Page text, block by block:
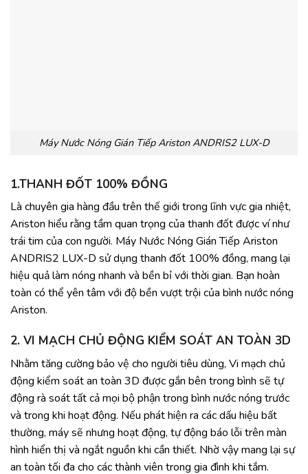
Máy Nước Nóng Gián Tiếp Ariston ANDRIS2 LUX-D
1.THANH ĐỐT 100% ĐỒNG
Là chuyên gia hàng đầu trên thế giới trong lĩnh vực gia nhiệt,
Ariston hiểu rằng tầm quan trọng của thanh đốt được ví như
trái tim của con người. Máy Nước Nóng Gián Tiếp Ariston
ANDRIS2 LUX-D sử dụng thanh đốt 100% đồng, mang lại
hiệu quả làm nóng nhanh và bền bỉ với thời gian. Bạn hoàn
toàn có thể yên tâm với độ bền vượt trội của bình nước nóng
Ariston.
2. VI MẠCH CHỦ ĐỘNG KIỂM SOÁT AN TOÀN 3D
Nhằm tăng cường bảo vệ cho người tiêu dùng, Vi mạch chủ
động kiểm soát an toàn 3D được gắn bên trong bình sẽ tự
động rà soát tất cả mọi bộ phận trong bình nước nóng trước
và trong khi hoạt động. Nếu phát hiện ra các dấu hiệu bất
thường, máy sẽ nhưng hoạt động, tự động báo lỗi trên màn
hình hiển thị và ngắt nguồn khi cần thiết. Nhờ vậy mang lại sự
an toàn tối đa cho các thành viên trong gia đình khi tắm.